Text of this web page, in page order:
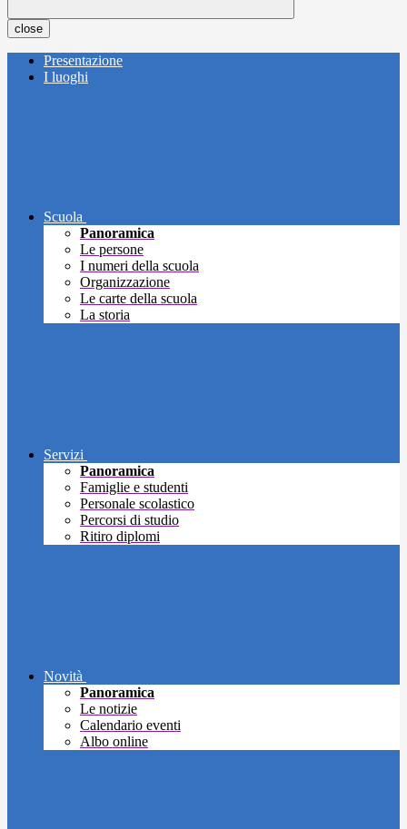
close
Presentazione
I luoghi
Scuola
Panoramica
Le persone
I numeri della scuola
Organizzazione
Le carte della scuola
La storia
Servizi
Panoramica
Famiglie e studenti
Personale scolastico
Percorsi di studio
Ritiro diplomi
Novità
Panoramica
Le notizie
Calendario eventi
Albo online